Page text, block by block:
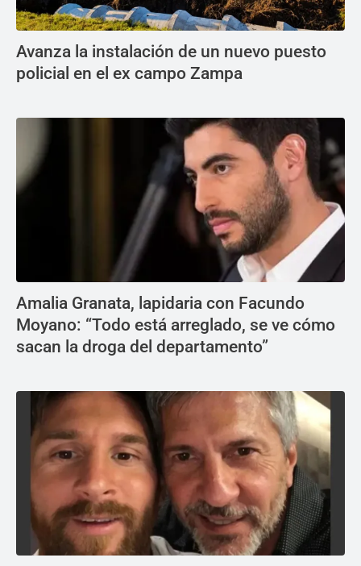
Avanza la instalación de un nuevo puesto
policial en el ex campo Zampa
Amalia Granata, lapidaria con Facundo
Moyano: “Todo está arreglado, se ve cómo
sacan la droga del departamento”